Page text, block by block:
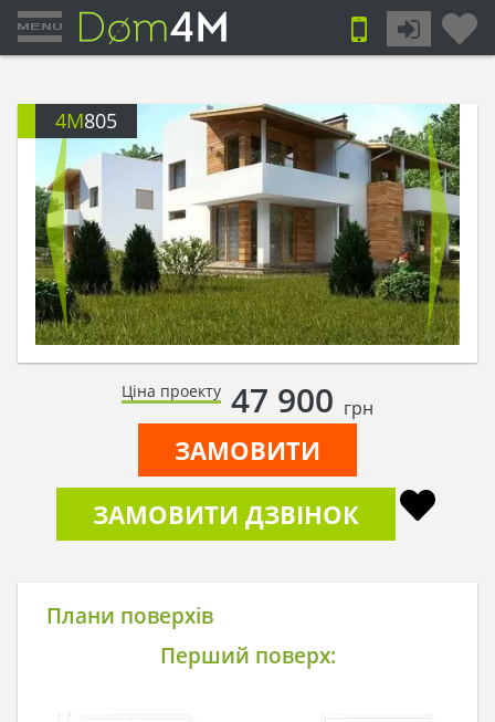
4M805
Ціна проекту 47 900 грн
ЗАМОВИТИ
ЗАМОВИТИ ДЗВІНОК
Плани поверхів
Перший поверх: